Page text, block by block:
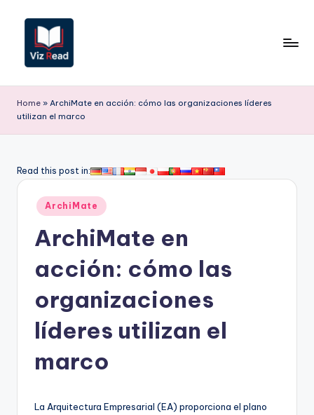
contenido
iz
R
a
Home » ArchiMate en acción: cómo las organizaciones líderes
utilizan el marco
Read this post in:
Publicado
en
ArchiMate
ArchiMate en
acción: cómo las
organizaciones
líderes utilizan el
marco
La Arquitectura Empresarial (EA) proporciona el plano